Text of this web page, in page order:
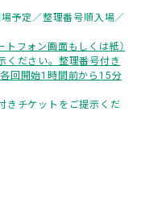
予定／整理番号順入場／
フォン画面もしくは紙）
ください。整理番号付き
回開始1時間前から15分
きチケットをご提示くだ